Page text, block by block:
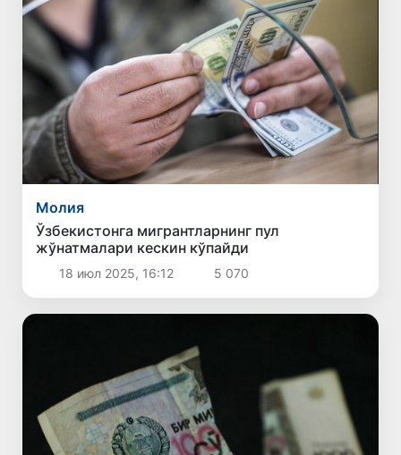
Молия
Ўзбекистонга мигрантларнинг пул
жўнатмалари кескин кўпайди
18 июл 2025, 16:12 5 070